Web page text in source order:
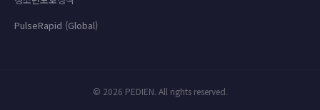
PulseRapid (Global)
© 2026 PEDIEN. All rights reserved.